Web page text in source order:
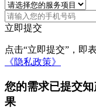
立即提交
点击“立即提交”，即
《隐私政策》
您的需求已提交知
果